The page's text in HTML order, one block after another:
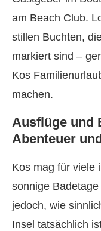
am Beach Club.
stillen Buchten,
markiert sind –
Kos
machen.
Ausflüge und
Abenteuer
Kos mag für viele
sonnige
jedoch, wie
Insel tatsächlich